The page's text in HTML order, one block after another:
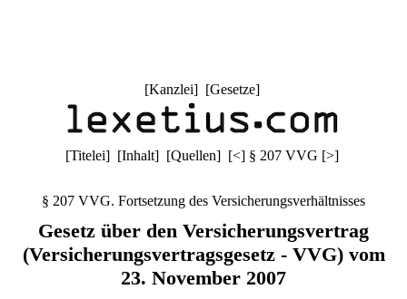
[Kanzlei] [Gesetze]
[Titelei] [Inhalt] [Quellen] [<] § 207 VVG [>]
§ 207 VVG. Fortsetzung des Versicherungsverhältnisses
Gesetz über den Versicherungsvertrag
(Versicherungsvertragsgesetz - VVG) vom
23. November 2007